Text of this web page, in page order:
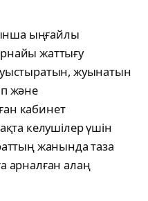
ыңғайлы
жаттығу
жуынатын
және
кабинет
келушілер үшін
жанында таза
арналған алаң